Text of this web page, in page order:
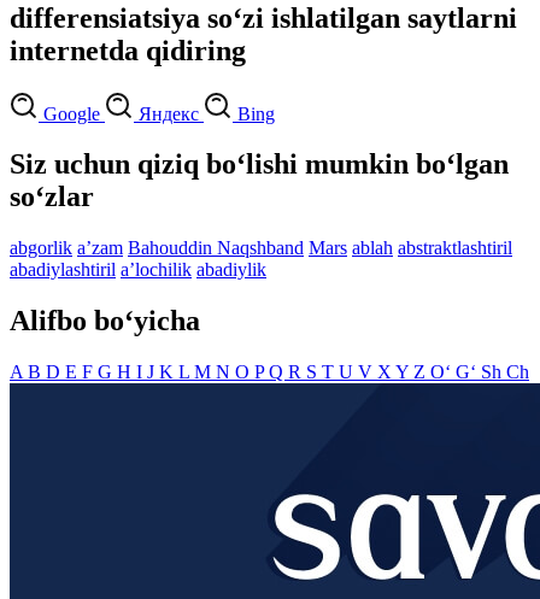
differensiatsiya so‘zi ishlatilgan saytlarni
internetda qidiring
Google Яндекс Bing
Siz uchun qiziq bo‘lishi mumkin bo‘lgan
so‘zlar
abgorlik aʼzam Bahouddin Naqshband Mars ablah abstraktlashtiril
abadiylashtiril aʼlochilik abadiylik
Alifbo bo‘yicha
A B D E F G H I J K L M N O PQ R S T U V X Y Z O‘ G‘ Sh Ch